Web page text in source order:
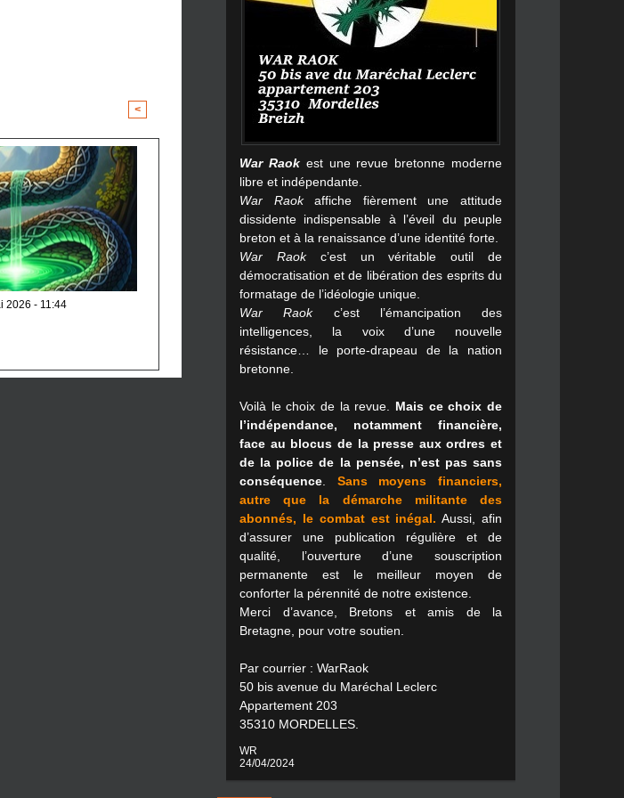
<
2026 - 11:44
War Raok est une revue bretonne moderne
libre et indépendante.
War Raokaffiche fièrement une attitude
dissidente indispensable à l’éveil du peuple
breton et à la renaissance d’une identité forte.
War Raokc’est un véritable outil de
démocratisation et de libération des esprits du
formatage de l’idéologie unique.
War Raokc’est l’émancipation des
intelligences, la voix d’une nouvelle
résistance… le porte-drapeau de la nation
bretonne.
Voilà le choix de la revue. Mais ce choix de
l’indépendance, notamment financière,
face au blocus de la presse aux ordres et
de la police de la pensée, n’est pas sans
conséquence
Sans moyens financiers,
autre que la démarche militante des
abonnés, le combat est inégal. Aussi, afin
d’assurer une publication régulière et de
qualité, l’ouverture d’une souscription
permanente est le meilleur moyen de
conforter la pérennité de notre existence.
Merci d’avance, Bretons et amis de la
Bretagne, pour votre soutien.
Par courrier : WarRaok
50 bis avenue du Maréchal Leclerc
Appartement 203
35310 MORDELLES.
WR
24/04/2024